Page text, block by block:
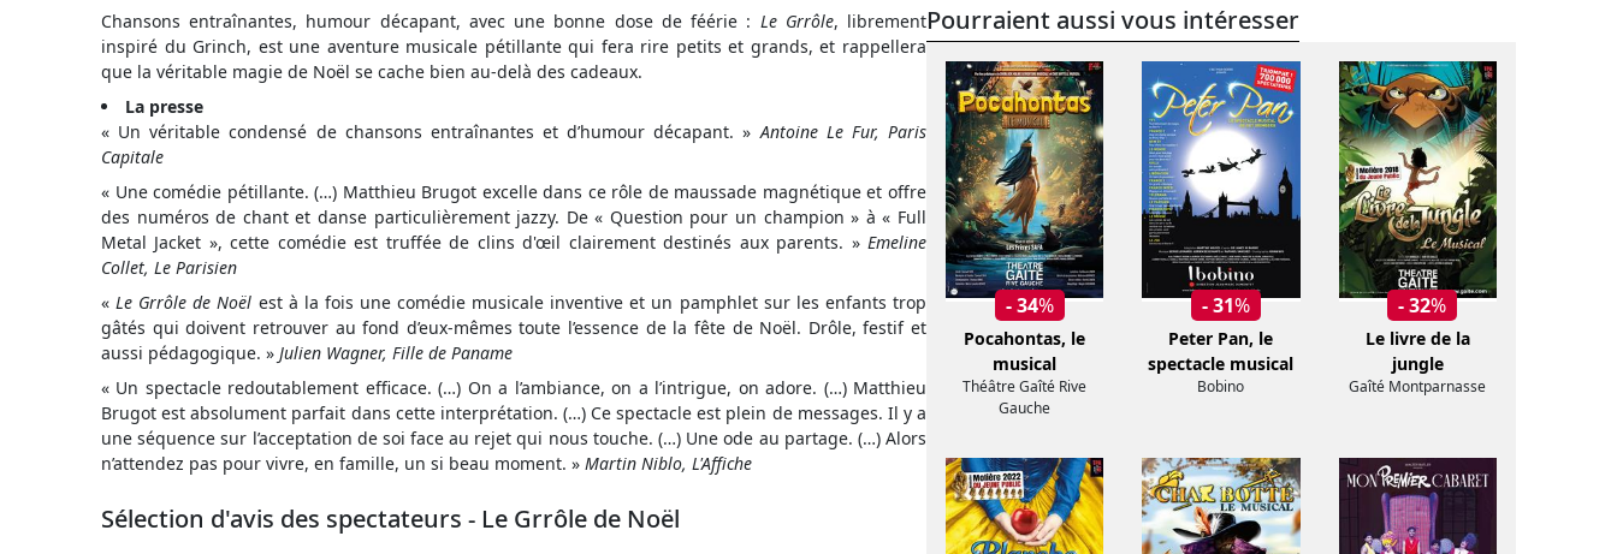
Chansons entraînantes, humour décapant, avec une bonne dose de féérie : Le Grrôle, librement
inspiré du Grinch, est une aventure musicale pétillante qui fera rire petits et grands, et rappellera
que la véritable magie de Noël se cache bien au-delà des cadeaux.
La presse
« Un véritable condensé de chansons entraînantes et d’humour décapant. »Antoine Le Fur, Paris
Capitale
« Une comédie pétillante. (…) Matthieu Brugot excelle dans ce rôle de maussade magnétique et offre
des numéros de chant et danse particulièrement jazzy. De « Question pour un champion » à « Full
Metal Jacket », cette comédie est truffée de clins d'œil clairement destinés aux parents. » Emeline
Collet, Le Parisien
«Le Grrôle de Noël est à la fois une comédie musicale inventive et un pamphlet sur les enfants trop
gâtés qui doivent retrouver au fond d’eux-mêmes toute l’essence de la fête de Noël. Drôle, festif et
aussi pédagogique. » Julien Wagner, Fille de Paname
« Un spectacle redoutablement efficace. (…) On a l’ambiance, on a l’intrigue, on adore. (…) Matthieu
Brugot est absolument parfait dans cette interprétation. (…) Ce spectacle est plein de messages. Il y a
une séquence sur l’acceptation de soi face au rejet qui nous touche. (…) Une ode au partage. (…) Alors
n’attendez pas pour vivre, en famille, un si beau moment. » Martin Niblo, L'Affiche
Sélection d'avis des spectateurs - Le Grrôle de Noël
Pourraient aussi vous intéresser
- 34%
Pocahontas, le
musical
Théâtre Gaîté Rive
Gauche
- 31%
Peter Pan, le
spectacle musical
Bobino
- 32%
Le livre de la
jungle
Gaîté Montparnasse